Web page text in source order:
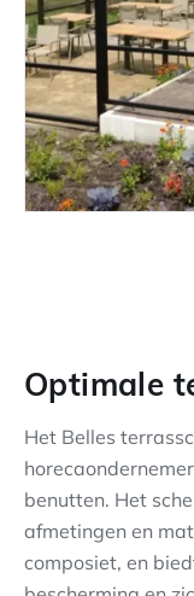
Optimale
Het Belles
benutten. Het
afmetingen en
composiet, en